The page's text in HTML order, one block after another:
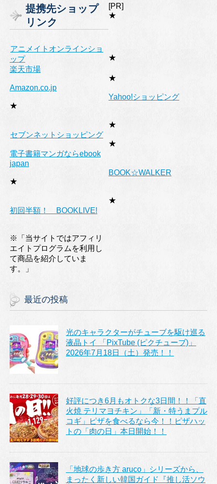
リ
ー
提携先ショップ
リンク
[PR]
★
アニメイトオンラインショ
ップ
★
楽天市場
★
Amazon.co.jp
★
Yahoo!ショッピング
★
セブンネットショッピング
★
電子書籍マンガならebook
japan
★
BOOK☆WALKER
★
初回半額！ BOOKLIVE!
※「当サイトではアフィリ
エイトプログラムを利用し
て商品を紹介していま
す。」
最近の投稿
光のキャラクターがチューブを駆け巡る
液晶トイ 「PixTube (ピクチューブ)」
2026年7月18日（土）発売！！
好評につき6月もオトクな3日間！！「直
火焼 テリマヨチキン」「新・特うまプル
コギ」ピザを食べるなら今！！ピザハッ
トの「肉の日」本日開始！！
「地球の歩き方 aruco」シリーズから、
まったく新しい韓国ガイド『推し活ソウ